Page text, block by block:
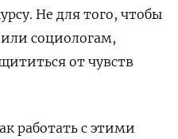
Не для того, чтобы
социологам,
от чувств
работать с этими